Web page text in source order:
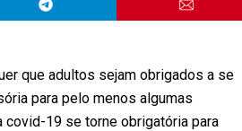
que adultos sejam obrigados a se
para pelo menos algumas
covid-19 se torne obrigatória para